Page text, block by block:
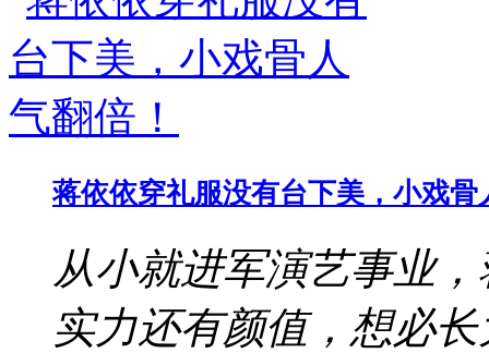
蒋依依穿礼服没有台下美，小戏骨
从小就进军演艺事业
实力还有颜值，想必